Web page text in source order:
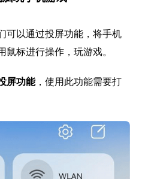
可以通过投屏功能，将手机
标进行操作，玩游戏。
屏功能，使用此功能需要打